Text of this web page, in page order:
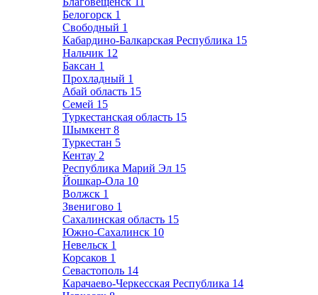
Белогорск 1
Свободный 1
Кабардино-Балкарская Республика 15
Нальчик 12
Баксан 1
Прохладный 1
Абай область 15
Семей 15
Туркестанская область 15
Шымкент 8
Туркестан 5
Кентау 2
Республика Марий Эл 15
Йошкар-Ола 10
Волжск 1
Звенигово 1
Сахалинская область 15
Южно-Сахалинск 10
Невельск 1
Корсаков 1
Севастополь 14
Карачаево-Черкесская Республика 14